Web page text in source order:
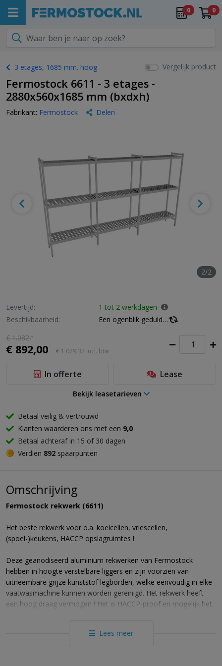
0 0
3 etages, 1685 mm. hoog Vergelijk product
Fermostock 6611 - 3 etages -
2880x560x1685 mm (bxdxh)
Fabrikant: Fermostock Delen
2/2
Levertijd:
1 tot 2 werkdagen
Beschikbaarheid:
Een ogenblik geduld…
€ 1.082,-
€ 892,00 € 1.079,32 incl. btw
In offerte Lease
Bekijk leasetarieven
Betaal veilig & vertrouwd
Klanten waarderen ons met een 9,0
Betaal achteraf in 15 of 30 dagen
Verdien 892 spaarpunten
Omschrijving
Fermostock rekwerk (6611)
Het beste rekwerk voor o.a. koelcellen, vriescellen,
(spoel-)keukens, HACCP opslagruimtes !
Deze geanodiseerd aluminium rekwerken van Fermostock
hebben in hoogte verstelbare liggers en zijn voorzien van
uitneembare grijze kunststof legborden, welke eenvoudig in elke
vaatwasmachine kunnen worden gereinigd. Het rekwerk heeft
een hoog draag vermogen ! Het is HACCP-proof en mogelijk het
en voldoet aan alle normen omtrent hygiëne en
Lees meer